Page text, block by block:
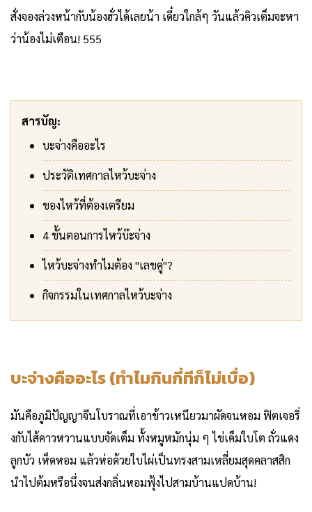
สั่งจองล่วงหน้ากับน้องฮั่วได้เลยน้า เดี๋ยวใกล้ๆ วันแล้วคิวเต็มจะหา
ว่าน้องไม่เตือน! 555
สารบัญ:
บะจ่างคืออะไร
ประวัติเทศกาลไหว้บะจ่าง
ของไหว้ที่ต้องเตรียม
4 ขั้นตอนการไหว้บ๊ะจ่าง
ไหว้บะจ่างทำไมต้อง "เลขคู่"?
กิจกรรมในเทศกาลไหว้บะจ่าง
บะจ่างคืออะไร (ทำไมกินกี่ทีก็ไม่เบื่อ)
มันคือภูมิปัญญาจีนโบราณที่เอาข้าวเหนียวมาผัดจนหอม ฟิตเจอริ่
งกับไส้คาวหวานแบบจัดเต็ม ทั้งหมูหมักนุ่ม ๆ ไข่เค็มใบโต ถั่วแดง
ลูกบัว เห็ดหอม แล้วห่อด้วยใบไผ่เป็นทรงสามเหลี่ยมสุดคลาสสิก
นำไปต้มหรือนึ่งจนส่งกลิ่นหอมฟุ้งไปสามบ้านแปดบ้าน!